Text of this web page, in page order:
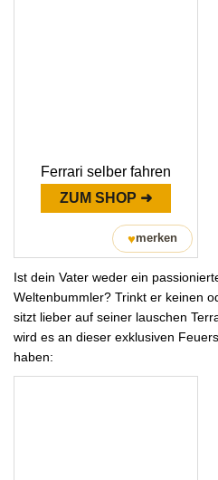
Ferrari selber fahren
ZUM SHOP ➜
♥merken
Ist dein Vater weder ein
Weltenbummler? Trinkt er keinen
sitzt lieber auf seiner lauschen
wird es an dieser exklusiven
haben: